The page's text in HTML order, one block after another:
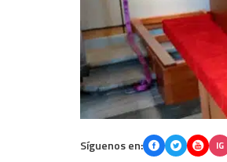
Síguenos en: IG